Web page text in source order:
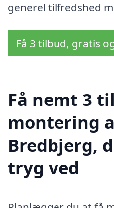
generel tilfredshed
Få 3 tilbud, gratis
Få nemt 3
montering
Bredbjerg,
tryg ved